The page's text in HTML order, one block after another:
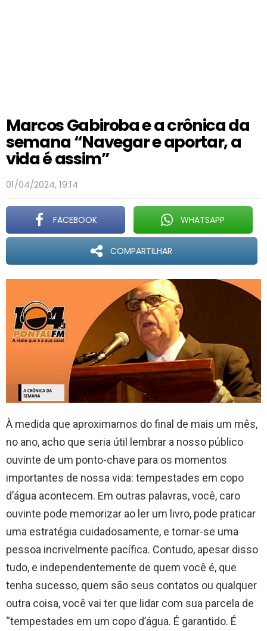
Marcos Gabiroba e a crônica da
semana “Navegar e aportar, a
vida é assim”
01/04/2024, 19:14
FACEBOOK WHATSAPP
COMPARTILHAR
À medida que aproximamos do final de mais um mês,
no ano, acho que seria útil lembrar a nosso público
ouvinte de um ponto-chave para os momentos
importantes de nossa vida: tempestades em copo
d’água acontecem. Em outras palavras, você, caro
ouvinte pode memorizar ao ler um livro, pode praticar
uma estratégia cuidadosamente, e tornar-se uma
pessoa incrivelmente pacífica. Contudo, apesar disso
tudo, e independentemente de quem você é, que
tenha sucesso, quem são seus contatos ou qualquer
outra coisa, você vai ter que lidar com sua parcela de
“tempestades em um copo d’água. É garantido. É